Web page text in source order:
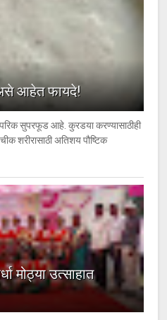
असे आहेत फायदे!
सुपरफूड आहे. कुरडया करण्यासाठीही
शरीरासाठी अतिशय पौष्टिक
मोठ्या उत्साहात